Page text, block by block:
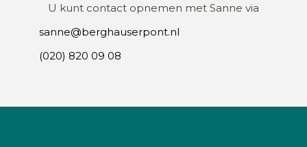
U kunt contact opnemen met Sanne via
sanne@berghauserpont.nl
(020) 820 09 08